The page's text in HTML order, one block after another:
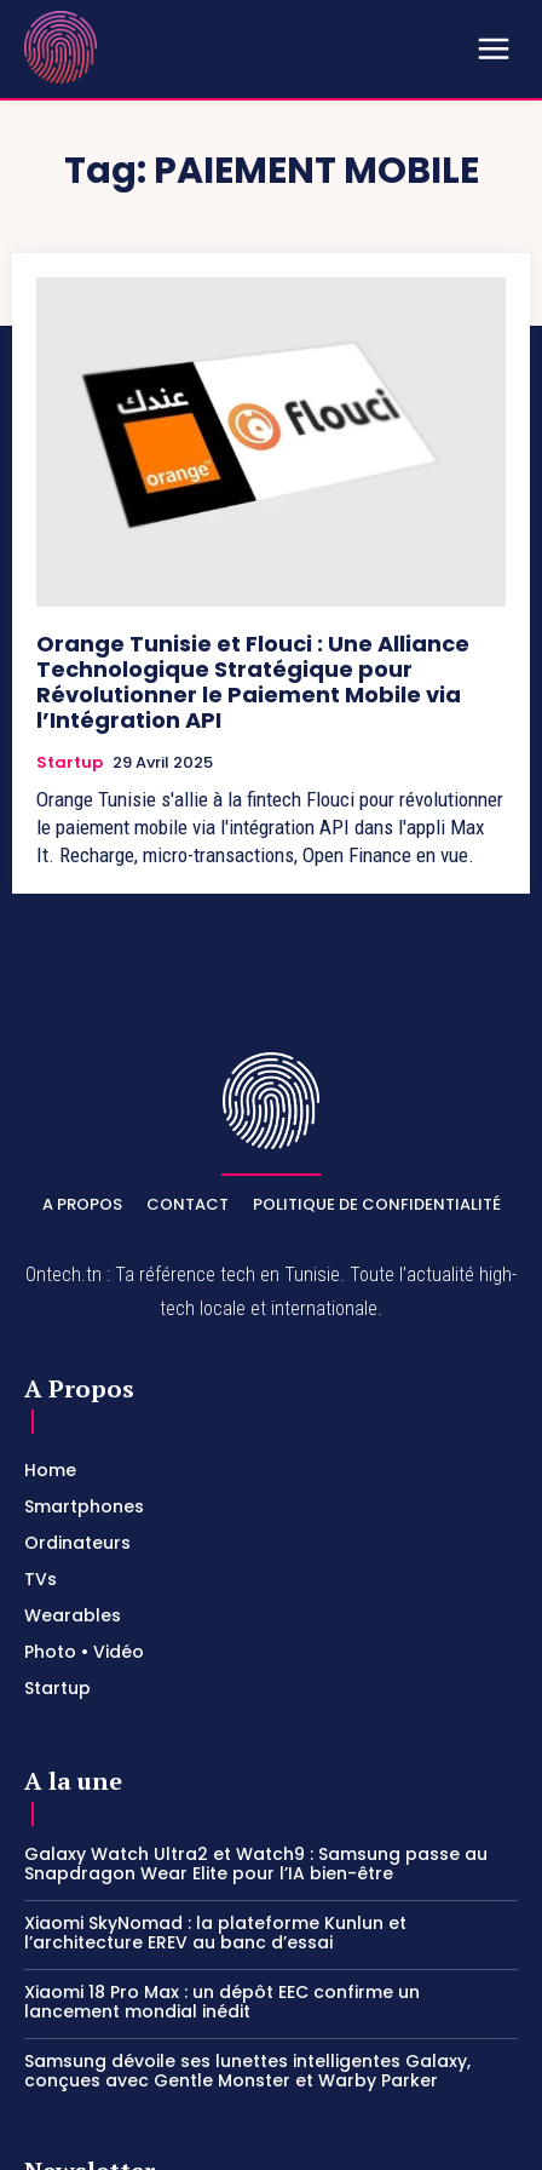
Tag: PAIEMENT MOBILE
Orange Tunisie et Flouci : Une Alliance
Technologique Stratégique pour
Révolutionner le Paiement Mobile via
l’Intégration API
Startup 29 Avril 2025
Orange Tunisie s'allie à la fintech Flouci pour révolutionner
le paiement mobile via l'intégration API dans l'appli Max
It. Recharge, micro-transactions, Open Finance en vue.
A PROPOS CONTACT POLITIQUE DE CONFIDENTIALITÉ
Ontech.tn : Ta référence tech en Tunisie. Toute l'actualité high-
tech locale et internationale.
A Propos
Home
Smartphones
Ordinateurs
TVs
Wearables
Photo • Vidéo
Startup
A la une
Galaxy Watch Ultra2 et Watch9 : Samsung passe au
Snapdragon Wear Elite pour l’IA bien-être
Xiaomi SkyNomad : la plateforme Kunlun et
l’architecture EREV au banc d’essai
Xiaomi 18 Pro Max : un dépôt EEC confirme un
lancement mondial inédit
Samsung dévoile ses lunettes intelligentes Galaxy,
conçues avec Gentle Monster et Warby Parker